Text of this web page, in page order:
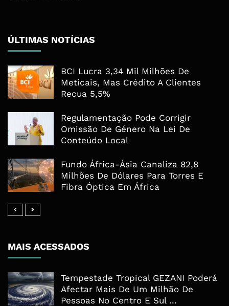
ÚLTIMAS NOTÍCIAS
BCI Lucra 3,34 Mil Milhões De
Meticais, Mas Crédito A Clientes
Recua 5,5%
Regulamentação Pode Corrigir
Omissão De Género Na Lei De
Conteúdo Local
Fundo África-Ásia Canaliza 82,8
Milhões De Dólares Para Torres E
Fibra Óptica Em África
MAIS ACESSADOS
Tempestade Tropical GEZANI Poderá
Afectar Mais De Um Milhão De
Pessoas No Centro E Sul ...